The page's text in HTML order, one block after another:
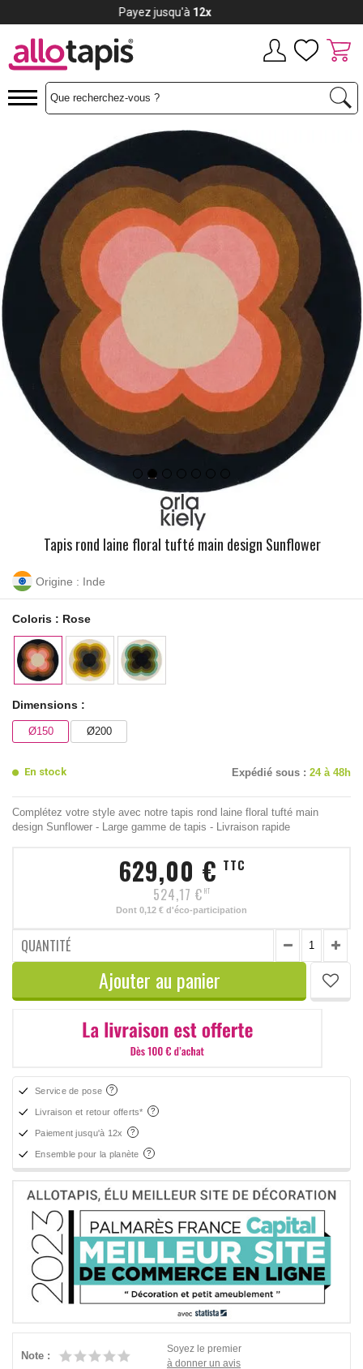
Tapis rond laine floral tufté main design Sunflower
Origine : Inde
Coloris : Rose
Dimensions :
Ø150 Ø200
En stock Expédié sous : 24 à 48h
Complétez votre style avec notre tapis rond laine floral tufté main
design Sunflower - Large gamme de tapis - Livraison rapide
629,00 € TTC
524,17 € HT
Dont 0,12 € d'éco-participation
QUANTITÉ
Ajouter au panier
Service de pose
Livraison et retour offerts*
Paiement jusqu'à 12x
Ensemble pour la planète
Note :
Soyez le premier
à donner un avis
Payez jusqu'à12x